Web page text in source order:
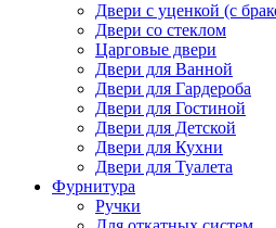
Двери с уценкой (с
Двери со стеклом
Царговые двери
Двери для Ванной
Двери для Гардероба
Двери для Гостиной
Двери для Детской
Двери для Кухни
Двери для Туалета
Фурнитура
Ручки